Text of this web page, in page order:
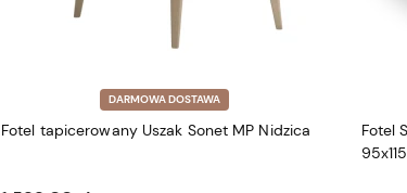
DARMOWA DOSTAWA
Fotel tapicerowany Uszak Sonet MP Nidzica
Fotel